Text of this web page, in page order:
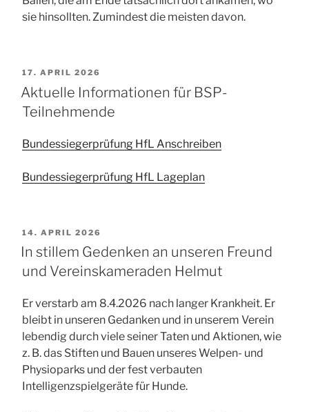
sie hinsollten. Zumindest die meisten davon.
VERÖFFENTLICHT
AM
17. APRIL 2026
Aktuelle Informationen für BSP-
Teilnehmende
Bundessiegerprüfung HfL Anschreiben
Bundessiegerprüfung HfL Lageplan
VERÖFFENTLICHT
AM
14. APRIL 2026
In stillem Gedenken an unseren Freund
und Vereinskameraden Helmut
Er verstarb am 8.4.2026 nach langer Krankheit. Er
bleibt in unseren Gedanken und in unserem Verein
lebendig durch viele seiner Taten und Aktionen, wie
z. B. das Stiften und Bauen unseres Welpen- und
Physioparks und der fest verbauten
Intelligenzspielgeräte für Hunde.